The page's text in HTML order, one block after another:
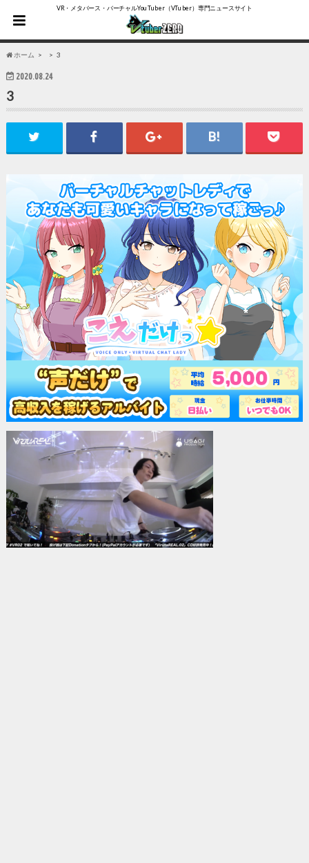
VR・メタバース・バーチャルYouTuber（VTuber）専門ニュースサイト
ホーム 3
2020.08.24
3